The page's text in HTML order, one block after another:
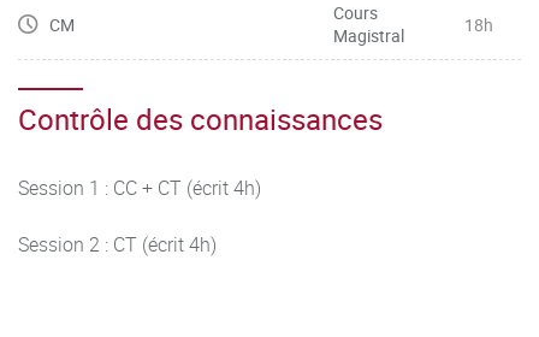
CM
Cours
Magistral
18h
Contrôle des connaissances
Session 1 : CC + CT (écrit 4h)
Session 2 : CT (écrit 4h)